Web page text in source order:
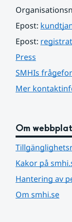
Epost:
Epost:
Press
SMHIs
Mer
Om
Kakor på
Hantering av
Om smhi.se